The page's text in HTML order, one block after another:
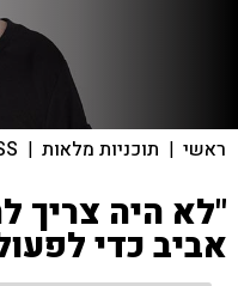
ראשי | תוכניות מלאות |
"לא היה צריך
אביב כדי